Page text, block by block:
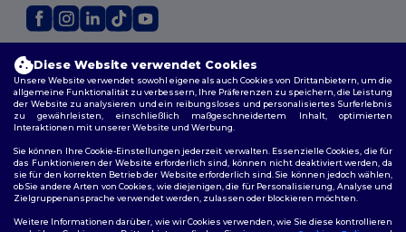
2026. Alle Rechte vorbehalten
Allgemeine Geschäftsbedingungen
Personalisierungsrichtlinien|
Datenschutzbestimmungen|Cookie-Richtlinie|Site Map
Diese Website verwendet Cookies
Unsere Website verwendet sowohl eigene als auch Cookies von Drittanbietern, um die
allgemeine Funktionalität zu verbessern, Ihre Präferenzen zu speichern, die Leistung
der Website zu analysieren und ein reibungsloses und personalisiertes Surferlebnis
zu gewährleisten, einschließlich maßgeschneidertem Inhalt, optimierten
Interaktionen mit unserer Website und Werbung.
Sie können Ihre Cookie-Einstellungen jederzeit verwalten. Essenzielle Cookies, die für
das Funktionieren der Website erforderlich sind, können nicht deaktiviert werden, da
sie für den korrekten Betrieb der Website erforderlich sind. Sie können jedoch wählen,
ob Sie andere Arten von Cookies, wie diejenigen, die für Personalisierung, Analyse und
Zielgruppenansprache verwendet werden, zulassen oder blockieren möchten.
Weitere Informationen darüber, wie wir Cookies verwenden, wie Sie diese kontrollieren